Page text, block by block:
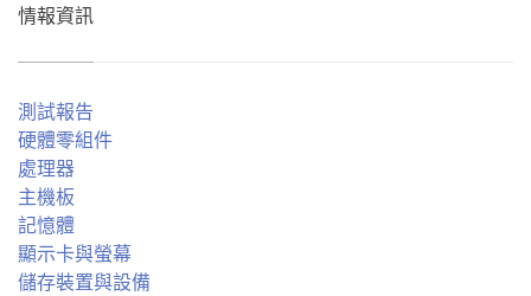
情報資訊
測試報告
硬體零組件
處理器
主機板
記憶體
顯示卡與螢幕
儲存裝置與設備